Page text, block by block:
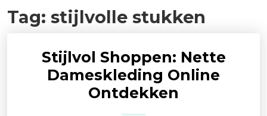
Tag: stijlvolle stukken
Stijlvol Shoppen: Nette
Dameskleding Online
Ontdekken